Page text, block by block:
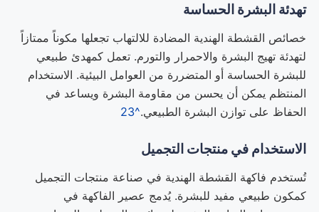
تهدئة البشرة الحساسة
خصائص القشطة الهندية المضادة للالتهاب تجعلها مكوناً ممتازاً
لتهدئة تهيج البشرة والاحمرار والتورم. تعمل كمهدئ طبيعي
للبشرة الحساسة أو المتضررة من العوامل البيئية. الاستخدام
المنتظم يمكن أن يحسن من مقاومة البشرة ويساعد في
الحفاظ على توازن البشرة الطبيعي.^23
الاستخدام في منتجات التجميل
تُستخدم فاكهة القشطة الهندية في صناعة منتجات التجميل
كمكون طبيعي مفيد للبشرة. يُدمج عصير الفاكهة في